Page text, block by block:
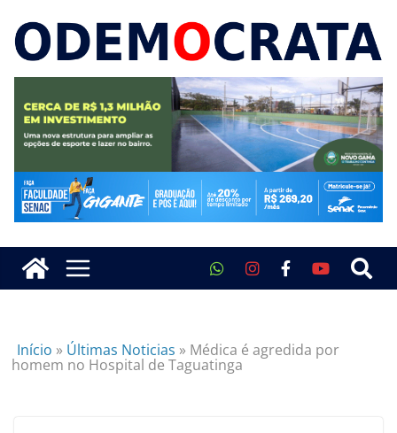
Início » Últimas Noticias » Médica é agredida por
homem no Hospital de Taguatinga